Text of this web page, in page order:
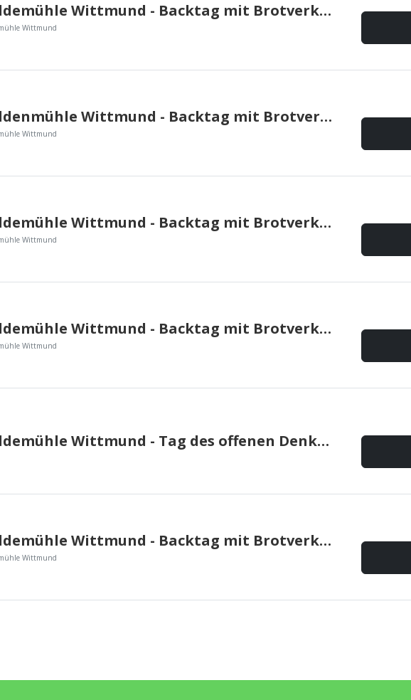
Peldemühle Wittmund - Backtag mit Brotverkauf -
Wittmund
Peldenmühle Wittmund - Backtag mit Brotverkauf -
Wittmund
Peldemühle Wittmund - Backtag mit Brotverkauf -
Wittmund
Peldemühle Wittmund - Backtag mit Brotverkauf -
Wittmund
Peldemühle Wittmund - Tag des offenen Denkmals -
Peldemühle Wittmund - Backtag mit Brotverkauf -
Wittmund